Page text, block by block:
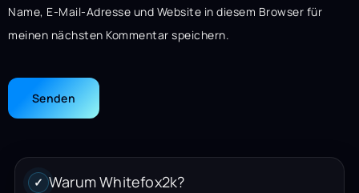
Name, E-Mail-Adresse und Website in diesem Browser für
meinen nächsten Kommentar speichern.
✓ Warum Whitefox2k?